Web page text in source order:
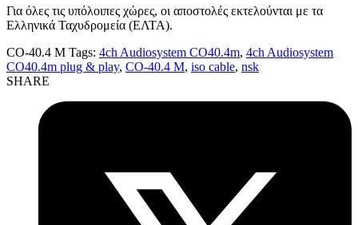
Για όλες τις υπόλοιπες χώρες, οι αποστολές εκτελούνται με τα
Ελληνικά Ταχυδρομεία (ΕΛΤΑ).
CO-40.4 M Tags: 4ch Audiosystem CO40.4m, 4ch Audiosystem
CO40.4m plug & play, CO-40.4 M, iso cable, nsk
SHARE